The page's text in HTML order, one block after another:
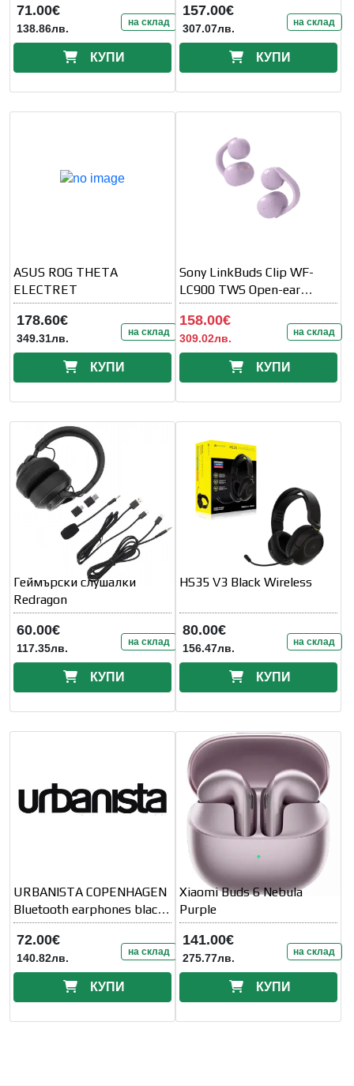
71.00€
138.86лв. на склад
КУПИ
157.00€
307.07лв. на склад
КУПИ
ASUS ROG THETA
ELECTRET
178.60€
349.31лв. на склад
КУПИ
Sony LinkBuds Clip WF-
LC900 TWS Open-ear
Earbuds, lavender
158.00€
309.02лв. на склад
КУПИ
Геймърски слушалки
Redragon
60.00€
117.35лв. на склад
КУПИ
HS35 V3 Black Wireless
80.00€
156.47лв. на склад
КУПИ
URBANISTA COPENHAGEN
Bluetooth earphones black
32 hours total
72.00€
140.82лв. на склад
КУПИ
Xiaomi Buds 6 Nebula
Purple
141.00€
275.77лв. на склад
КУПИ